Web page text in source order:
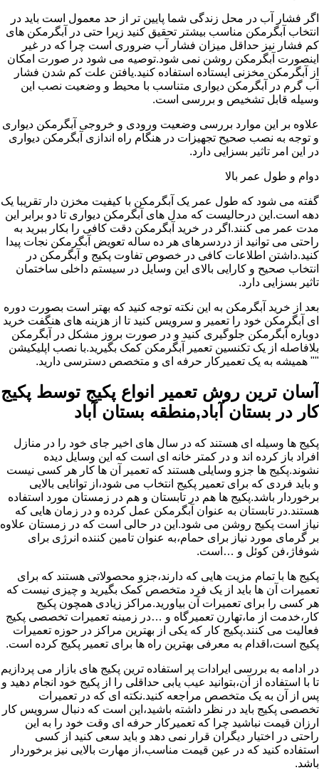
اگر فشار آب در محل زندگی شما پایین تر از حد معمول است باید در
انتخاب آبگرمکن مناسب بیشتر تحقیق کنید زیرا حتی در آبگرمکن های
کم فشار نیز حداقل میزان فشار آب ضروری است چرا که در غیر
اینصورت آبگرمکن روشن نمی شود.توصیه می شود در صورت امکان
از آبگرمکن مخزنی ایستاده استفاده کنید.یافتن علت کم شدن فشار
آب گرم در آبگرمکن دیواری متناسب با محیط و وضعیت نصب این
وسیله قابل تشخیص و بررسی است.
علاوه بر این موارد بررسی وضعیت ورودی و خروجی آبگرمکن دیواری
و توجه به نصب صحیح تجهیزات در هنگام راه اندازی آبگرمکن دیواری
در این امر تاثیر بسزایی دارد.
دوام و طول عمر بالا
گفته می شود که طول عمر یک آبگرمکن با کیفیت مخزن دار تقریبا یک
دهه است.این درحالیست که مدل های آبگرمکن دیواری تا دو برابر این
مدت عمر می کنند.اگر در خرید آبگرمکن دقت کافی را بکار ببرید به
راحتی می توانید از دردسرهای هر ده ساله تعویض آبگرمکن نجات پیدا
کنید.داشتن اطلاعات کافی در خصوص تفاوت پکیج و آبگرمکن در
انتخاب صحیح و کارایی بالای این وسایل در سیستم داخلی ساختمان
تاثیر بسزایی دارد.
بعد از خرید آبگرمکن به این نکته توجه کنید که بهتر است بصورت دوره
ای آبگرمکن خود را تعمیر و سرویس کنید تا از هزینه های هنگفت خرید
دوباره آبگرمکن جلوگیری کنید و در صورت بروز مشکل در آبگرمکن
بلافاصله از یک تکنسین تعمیر آبگرمکن کمک بگیرید.با نصب اپلیکیشن
"" همیشه به یک تعمیرکار حرفه ای و متخصص دسترسی دارید.
آسان ترین روش تعمیر انواع پکیج توسط پکیج
کار در بستان آباد,منطقه بستان آباد
پکیج ها وسیله ای هستند که در سال های اخیر جای خود را در منازل
افراد باز کرده اند و در کمتر خانه ای است که این وسایل دیده
نشوند.پکیج ها جزو وسایلی هستند که تعمیر آن ها کار هر کسی نیست
و باید فردی که برای تعمیر پکیج انتخاب می شود،از توانایی بالایی
برخوردار باشد.پکیج ها هم در تابستان و هم در زمستان مورد استفاده
هستند.در تابستان به عنوان آبگرمکن عمل کرده و در زمان هایی که
نیاز است پکیج روشن می شود.این در حالی است که در زمستان علاوه
بر گرمای مورد نیاز برای حمام،به عنوان تامین کننده انرژی برای
شوفاژ،فن کوئل و …است.
پکیج ها با تمام مزیت هایی که دارند،جزو محصولاتی هستند که برای
تعمیرات آن ها باید از یک فرد متخصص کمک بگیرید و چیزی نیست که
هر کسی را برای تعمیرات آن بیاورید.مراکز زیادی همچون پکیج
کار،خدمت از ما،تهارن تعمیرگاه و …در زمینه تعمیرات تخصصی پکیج
فعالیت می کنند.پکیج کار که یکی از بهترین مراکز در حوزه تعمیرات
پکیج است،اقدام به معرفی بهترین راه ها برای تعمیر پکیج کرده است.
در ادامه به بررسی ایرادات پر استفاده ترین پکیج های بازار می پردازیم
تا با استفاده از آن،بتوانید عیب یابی حداقلی را از پکیج خود انجام دهید و
پس از آن به یک متخصص مراجعه کنید.نکته ای که در تعمیرات
تخصصی پکیج باید در نظر داشته باشید،این است که دنبال سرویس کار
ارزان قیمت نباشید چرا که تعمیرکار حرفه ای وقت خود را به این
راحتی در اختیار دیگران قرار نمی دهد و باید سعی کنید از کسی
استفاده کنید که در عین قیمت مناسب،از مهارت بالایی نیز برخوردار
باشد.